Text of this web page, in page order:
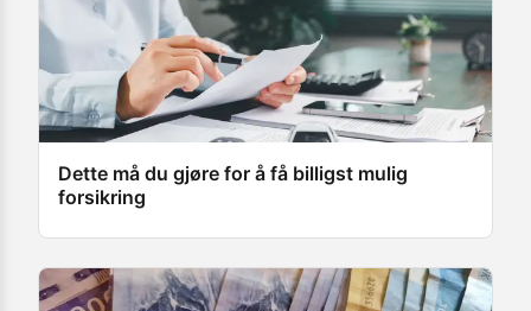
Dette må du gjøre for å få billigst mulig
forsikring